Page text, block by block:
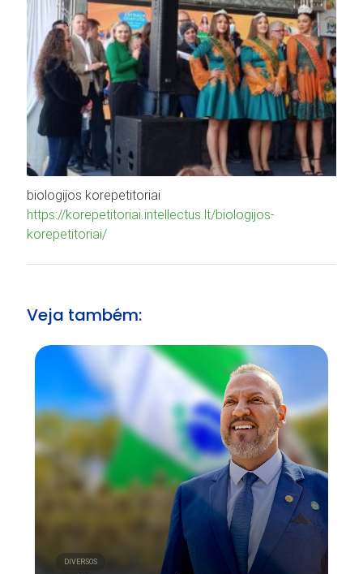
biologijos korepetitoriai
https://korepetitoriai.intellectus.lt/biologijos-
korepetitoriai/
Veja também:
DIVERSOS